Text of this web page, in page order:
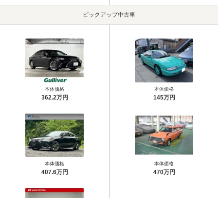
ピックアップ中古車
本体価格
362.2万円
本体価格
407.6万円
本体価格
145万円
本体価格
470万円